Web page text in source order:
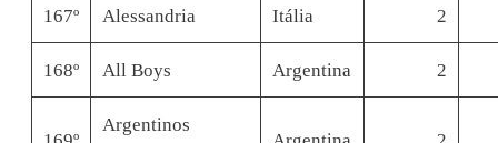
167º Alessandria Itália 2
168º All Boys Argentina 2
Argentinos